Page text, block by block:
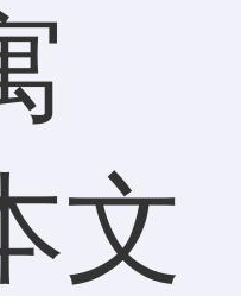
文